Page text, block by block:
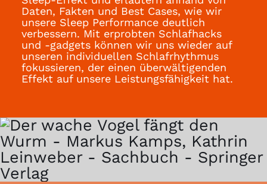
Daten, Fakten und Best Cases, wie wir
unsere Sleep Performance deutlich
verbessern. Mit erprobten Schlafhacks
und -gadgets können wir uns wieder auf
unseren individuellen Schlafrhythmus
fokussieren, der einen überwältigenden
Effekt auf unsere Leistungsfähigkeit hat.